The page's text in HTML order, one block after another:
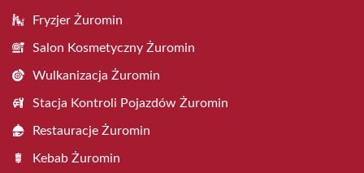
Fryzjer Żuromin
Salon Kosmetyczny Żuromin
Wulkanizacja Żuromin
Stacja Kontroli Pojazdów Żuromin
Restauracje Żuromin
Kebab Żuromin